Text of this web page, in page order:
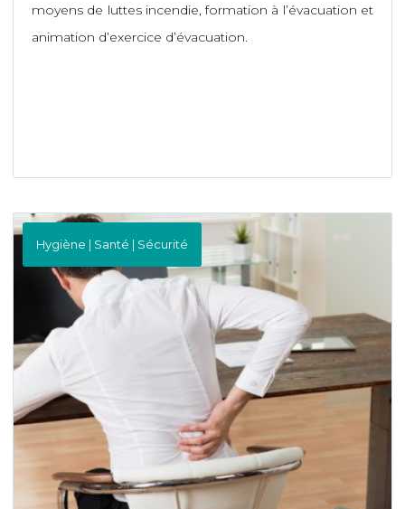
moyens de luttes incendie, formation à l’évacuation et
animation d’exercice d’évacuation.
Hygiène | Santé | Sécurité